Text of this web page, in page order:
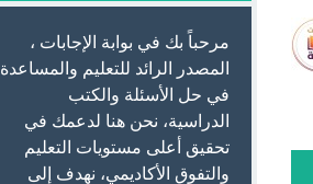
مرحباً بك في بوابة الإجابات ،
المصدر الرائد للتعليم والمساعدة
في حل الأسئلة والكتب
الدراسية، نحن هنا لدعمك في
تحقيق أعلى مستويات التعليم
والتفوق الأكاديمي، نهدف إلى